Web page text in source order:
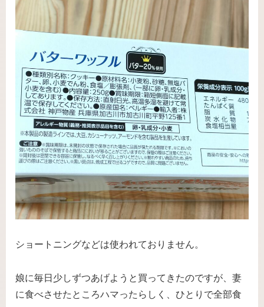
ショートニングなどは使われておりません。
娘に毎日少しずつあげようと買ってきたのですが、妻
に食べさせたところハマったらしく、ひとりで全部食